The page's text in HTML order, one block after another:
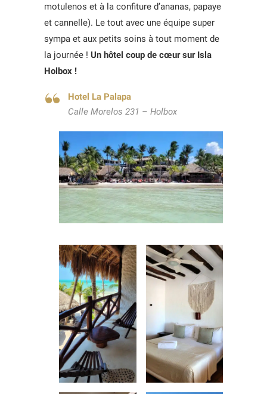
motulenos et à la confiture d’ananas, papaye
et cannelle). Le tout avec une équipe super
sympa et aux petits soins à tout moment de
la journée ! Un hôtel coup de cœur sur Isla
Holbox !
Hotel La Palapa
Calle Morelos 231 – Holbox